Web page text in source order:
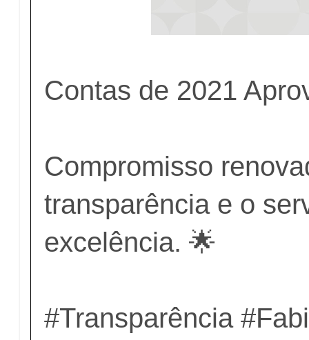
Contas de 2021
Compromisso
transparência e o
excelência. 🌟
#Transparência